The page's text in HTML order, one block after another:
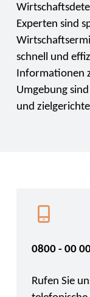
Experten sind
schnell und
Informationen
Umgebung
und
0800 - 00
Rufen Sie